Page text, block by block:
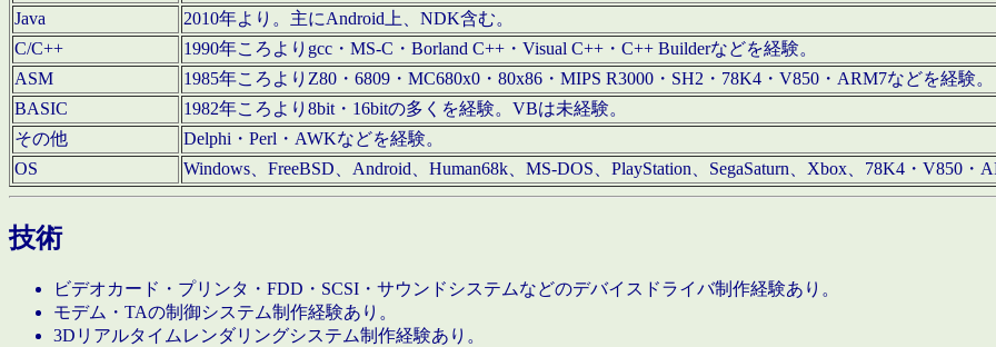
Java
2010年より。主にAndroid上、NDK含む。
C/C++
1990年ころよりgcc・MS-C・Borland C++・Visual C++・C++ Builderなどを経験。
ASM
1985年ころよりZ80・6809・MC680x0・80x86・MIPS R3000・SH2・78K4・V850・ARM7などを経験。
BASIC
1982年ころより8bit・16bitの多くを経験。VBは未経験。
その他
Delphi・Perl・AWKなどを経験。
OS
Windows、FreeBSD、Android、Human68k、MS-DOS、PlayStation、SegaSaturn、Xbox、78K4・V850・
技術
ビデオカード・プリンタ・FDD・SCSI・サウンドシステムなどのデバイスドライバ制作経験あり。
モデム・TAの制御システム制作経験あり。
3Dリアルタイムレンダリングシステム制作経験あり。